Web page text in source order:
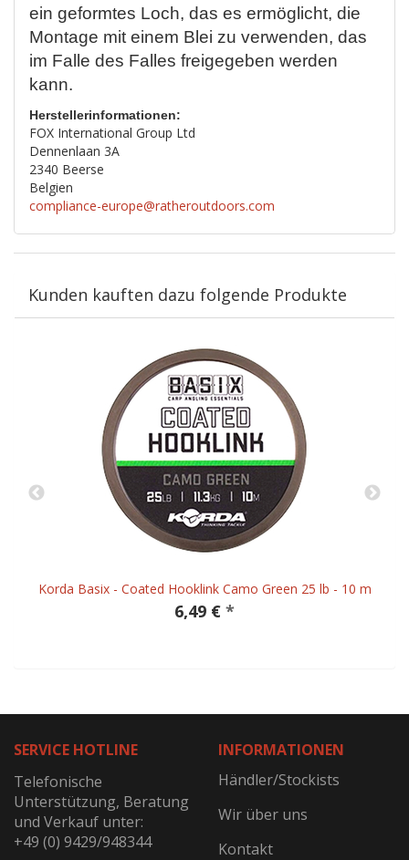
ein geformtes Loch, das es ermöglicht, die
Montage mit einem Blei zu verwenden, das
im Falle des Falles freigegeben werden
kann.
Herstellerinformationen:
FOX International Group Ltd
Dennenlaan 3A
2340 Beerse
Belgien
compliance-europe@ratheroutdoors.com
Kunden kauften dazu folgende Produkte
Korda Basix - Coated Hooklink Camo Green 25 lb - 10 m
6,49 € *
SERVICE HOTLINE
Telefonische
Unterstützung, Beratung
und Verkauf unter:
+49 (0) 9429/948344
INFORMATIONEN
Händler/Stockists
Wir über uns
Kontakt